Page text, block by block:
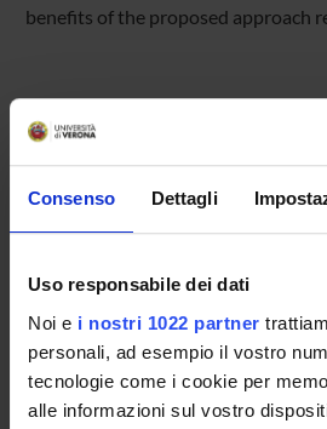
Consenso Dettagli
Uso responsabile dei dati
Noi e i nostri 1022 partner
personali, ad esempio il vostro
tecnologie come i cookie per
alle informazioni sul vostro
benefits of the proposed approach
Andrea Mazzon
Referente esterno
Data pubblicazione
2 ottobre 2025